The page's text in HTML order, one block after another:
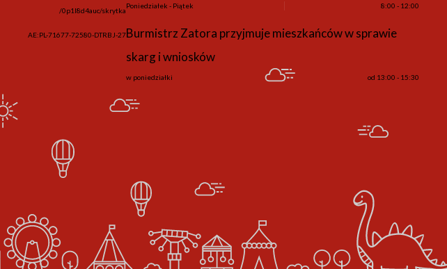
/0p1l8d4auc/skrytka
AE:PL-71677-72580-DTRBJ-27
Poniedziałek - Piątek 8:00 - 12:00
Burmistrz Zatora przyjmuje mieszkańców w sprawie
skarg i wniosków
w poniedziałki od 13:00 - 15:30